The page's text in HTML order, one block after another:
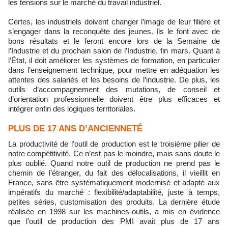
les tensions sur le marché du travail industriel.
Certes, les industriels doivent changer l’image de leur filière et
s’engager dans la reconquête des jeunes. Ils le font avec de
bons résultats et le feront encore lors de la Semaine de
l’Industrie et du prochain salon de l’Industrie, fin mars. Quant à
l’État, il doit améliorer les systèmes de formation, en particulier
dans l’enseignement technique, pour mettre en adéquation les
attentes des salariés et les besoins de l’industrie. De plus, les
outils d’accompagnement des mutations, de conseil et
d’orientation professionnelle doivent être plus efficaces et
intégrer enfin des logiques territoriales.
PLUS DE 17 ANS D’ANCIENNETÉ
La productivité de l’outil de production est le troisième pilier de
notre compétitivité. Ce n’est pas le moindre, mais sans doute le
plus oublié. Quand notre outil de production ne prend pas le
chemin de l’étranger, du fait des délocalisations, il vieillit en
France, sans être systématiquement modernisé et adapté aux
impératifs du marché : flexibilité/adaptabilité, juste à temps,
petites séries, customisation des produits. La dernière étude
réalisée en 1998 sur les machines-outils, a mis en évidence
que l’outil de production des PMI avait plus de 17 ans